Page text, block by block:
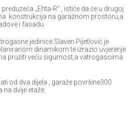
„Ehta-R“ , ističe da će u drugoj
konstrukcija na garažnom prostoru,a
i fasadu.
jedinice Slaven Pijetlović je
dinamikom te izrazio uvjerenje
pružiti veću sigurnost,a vatrogascima
od dva dijela , garaže površine300
dvije etaže.